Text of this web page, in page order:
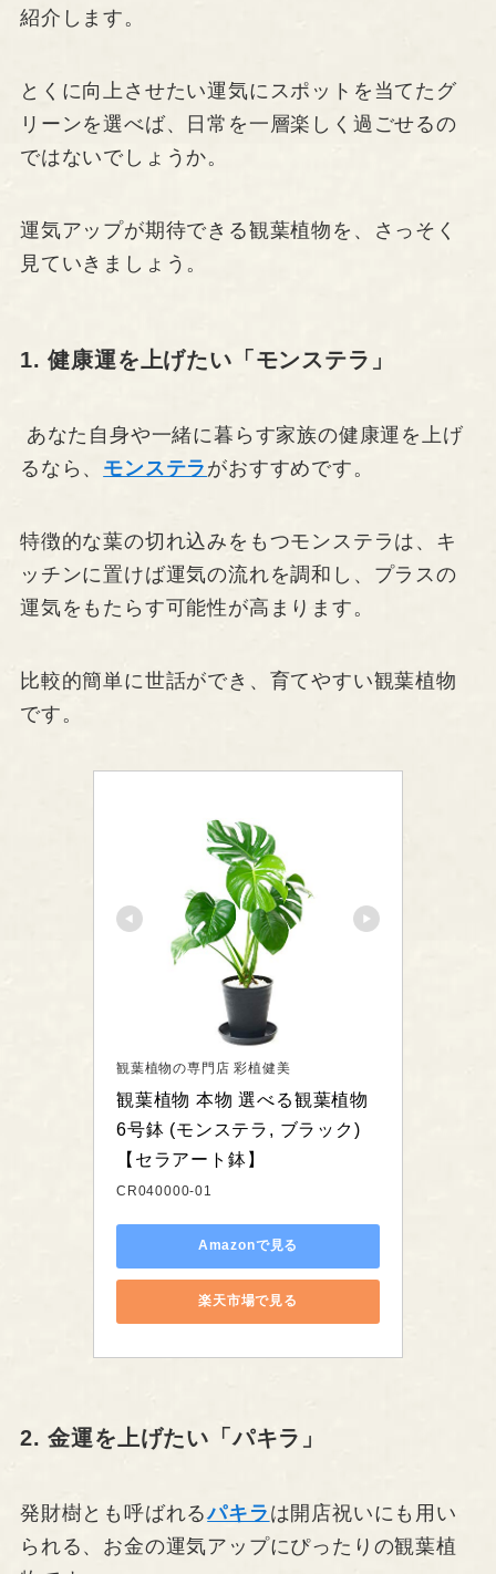
紹介します。
とくに向上させたい運気にスポットを当てたグ
リーンを選べば、日常を一層楽しく過ごせるの
ではないでしょうか。
運気アップが期待できる観葉植物を、さっそく
見ていきましょう。
1. 健康運を上げたい「モンステラ」
あなた自身や一緒に暮らす家族の健康運を上げ
るなら、 モンステラ がおすすめです。
特徴的な葉の切れ込みをもつモンステラは、キ
ッチンに置けば運気の流れを調和し、プラスの
運気をもたらす可能性が高まります。
比較的簡単に世話ができ、育てやすい観葉植物
です。
観葉植物の専門店 彩植健美
観葉植物 本物 選べる観葉植物
6号鉢 (モンステラ, ブラック)
【セラアート鉢】
CR040000-01
Amazonで見る
楽天市場で見る
2. 金運を上げたい「パキラ」
発財樹とも呼ばれるパキラ は開店祝いにも用い
られる、お金の運気アップにぴったりの観葉植